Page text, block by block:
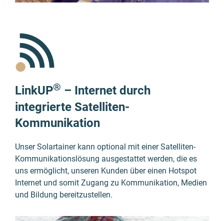
LinkUP® – Internet durch
integrierte Satelliten-
Kommunikation
Unser Solartainer kann optional mit einer Satelliten-
Kommuni­kations­lösung ausgestattet werden, die es
uns ermöglicht, unseren Kunden über einen Hotspot
Internet und somit Zugang zu Kommuni­kation, Medien
und Bildung bereit­zu­stellen.